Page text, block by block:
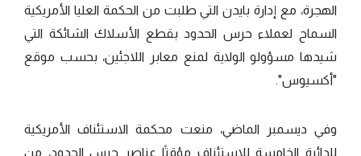
الهجرة، مع إدارة بايدن التي طلبت من الحكمة العليا الأمريكية
السماح لعملاء حرس الحدود بقطع الأسلاك الشائكة التي
شيدها مسؤولو الولاية لمنع معابر اللاجئين، بحسب موقع
"أكسيوس".
وفي ديسمبر الماضي، منعت محكمة الاستئناف الأمريكية
للدائرة الخامسة للاستئناف مؤقتًا عناصر حرس الحدود، من